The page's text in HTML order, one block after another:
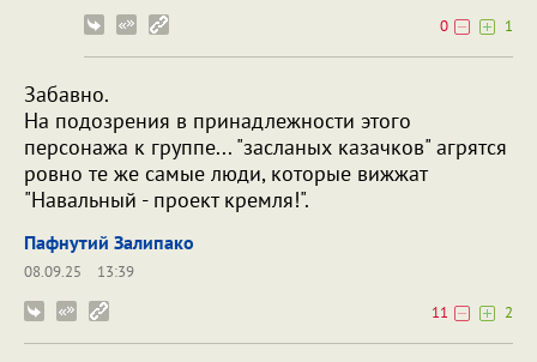
0
1
Забавно.
На подозрения в принадлежности этого
персонажа к группе... "засланых казачков" агрятся
ровно те же самые люди, которые вижжат
"Навальный - проект кремля!".
Пафнутий Залипако
08.09.25
13:39
11
2